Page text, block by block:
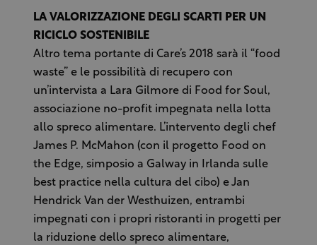
LA VALORIZZAZIONE DEGLI SCARTI PER UN
RICICLO SOSTENIBILE
Altro tema portante di Care’s 2018 sarà il “food
waste” e le possibilità di recupero con
un’intervista a Lara Gilmore di Food for Soul,
associazione no-profit impegnata nella lotta
allo spreco alimentare. L’intervento degli chef
James P. McMahon (con il progetto Food on
the Edge, simposio a Galway in Irlanda sulle
best practice nella cultura del cibo) e Jan
Hendrick Van der Westhuizen, entrambi
impegnati con i propri ristoranti in progetti per
la riduzione dello spreco alimentare,